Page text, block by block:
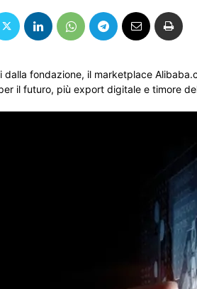
dalla fondazione, il marketplace
il futuro, più export digitale e timore